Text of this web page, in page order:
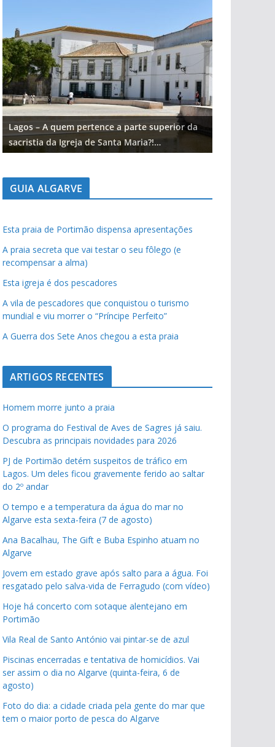
Lagos – A quem pertence a parte superior da
sacristia da Igreja de Santa Maria?!…
GUIA ALGARVE
Esta praia de Portimão dispensa apresentações
A praia secreta que vai testar o seu fôlego (e
recompensar a alma)
Esta igreja é dos pescadores
A vila de pescadores que conquistou o turismo
mundial e viu morrer o “Príncipe Perfeito”
A Guerra dos Sete Anos chegou a esta praia
ARTIGOS RECENTES
Homem morre junto a praia
O programa do Festival de Aves de Sagres já saiu.
Descubra as principais novidades para 2026
PJ de Portimão detém suspeitos de tráfico em
Lagos. Um deles ficou gravemente ferido ao saltar
do 2º andar
O tempo e a temperatura da água do mar no
Algarve esta sexta-feira (7 de agosto)
Ana Bacalhau, The Gift e Buba Espinho atuam no
Algarve
Jovem em estado grave após salto para a água. Foi
resgatado pelo salva-vida de Ferragudo (com vídeo)
Hoje há concerto com sotaque alentejano em
Portimão
Vila Real de Santo António vai pintar-se de azul
Piscinas encerradas e tentativa de homicídios. Vai
ser assim o dia no Algarve (quinta-feira, 6 de
agosto)
Foto do dia: a cidade criada pela gente do mar que
tem o maior porto de pesca do Algarve